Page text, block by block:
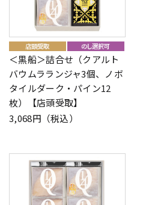
＜黒船＞詰合せ（クアルト
バウムラランジャ3個、ノボ
タイルダーク・パイン12
枚）【店頭受取】
3,068円（税込）